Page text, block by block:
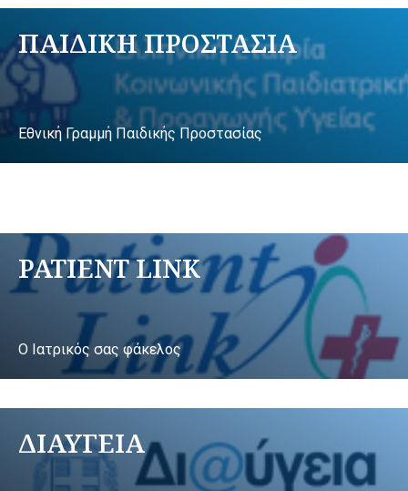
ΠΑΙΔΙΚΗ ΠΡΟΣΤΑΣΙΑ
Εθνική Γραμμή Παιδικής Προστασίας
PATIENT LINK
Ο Ιατρικός σας φάκελος
ΔΙΑΥΓΕΙΑ